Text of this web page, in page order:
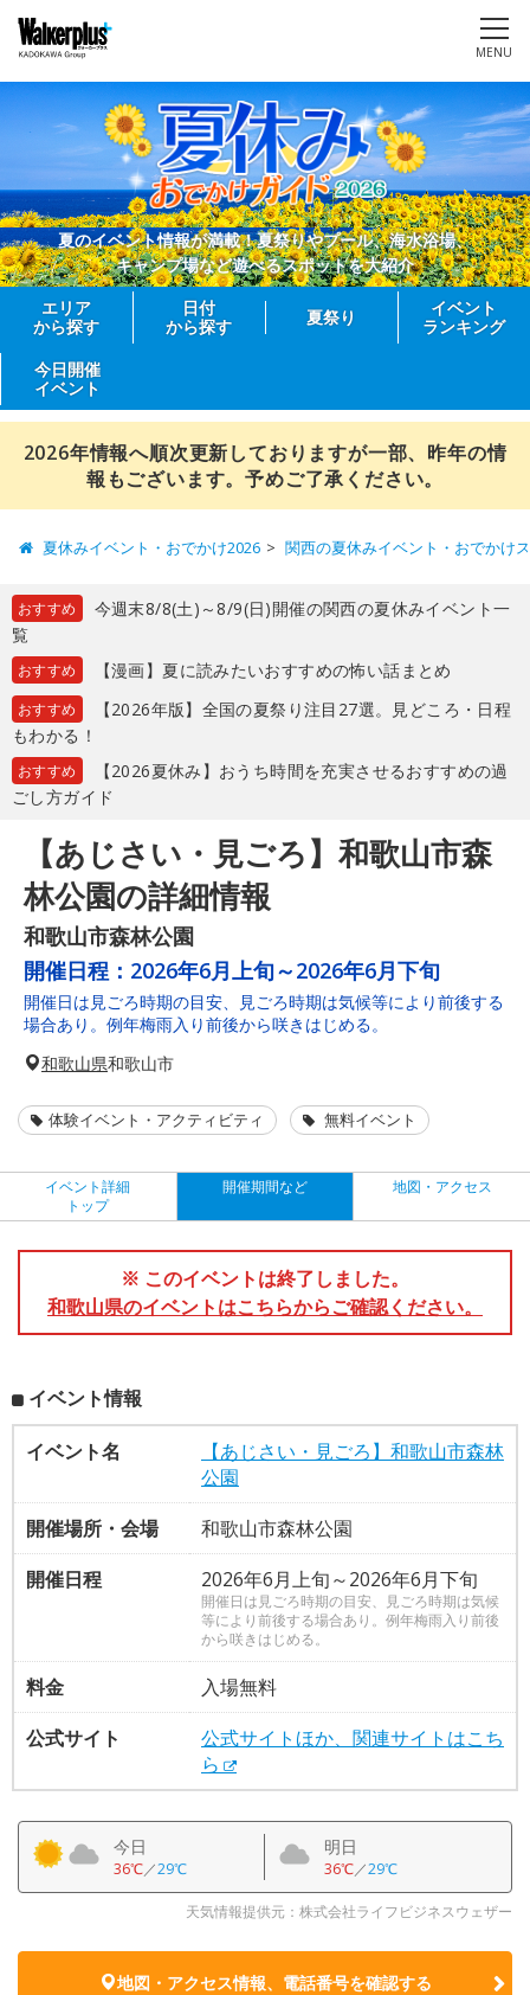
MENU
夏のイベント情報が満載！夏祭りやプール、海水浴場、
キャンプ場など遊べるスポットを大紹介
エリア
から探す
日付
から探す
夏祭り
イベント
ランキング
今日開催
イベント
2026年情報へ順次更新しておりますが一部、昨年の情
報もございます。予めご了承ください。
夏休みイベント・おでかけ2026 関西の夏休みイベント・おでかけ
おすすめ
今週末8/8(土)～8/9(日)開催の関西の夏休みイベント一
覧
おすすめ 【漫画】夏に読みたいおすすめの怖い話まとめ
おすすめ
【2026年版】全国の夏祭り注目27選。見どころ・日程
もわかる！
おすすめ
【2026夏休み】おうち時間を充実させるおすすめの過
ごし方ガイド
【あじさい・見ごろ】和歌山市森
林公園の詳細情報
和歌山市森林公園
開催日程： 2026年6月上旬～2026年6月下旬
開催日は見ごろ時期の目安、見ごろ時期は気候等により前後する
場合あり。例年梅雨入り前後から咲きはじめる。
和歌山県和歌山市
体験イベント・アクティビティ 無料イベント
イベント詳細
トップ
開催期間など 地図・アクセス
※ このイベントは終了しました。
和歌山県のイベントはこちらからご確認ください。
イベント情報
イベント名
【あじさい・見ごろ】和歌山市森林
公園
開催場所・会場
和歌山市森林公園
開催日程
2026年6月上旬～2026年6月下旬
開催日は見ごろ時期の目安、見ごろ時期は気候
等により前後する場合あり。例年梅雨入り前後
から咲きはじめる。
料金
入場無料
公式サイト
公式サイトほか、関連サイトはこち
ら
今日
36℃／29℃
明日
36℃／29℃
天気情報提供元：株式会社ライフビジネスウェザー
地図・アクセス情報、電話番号を確認する